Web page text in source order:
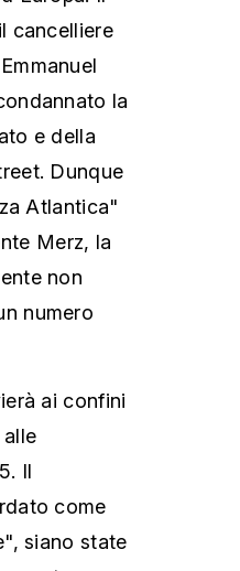
cancelliere
la
e della
Dunque
Atlantica"
Merz, la
non
numero
ai confini
Il
come
siano state